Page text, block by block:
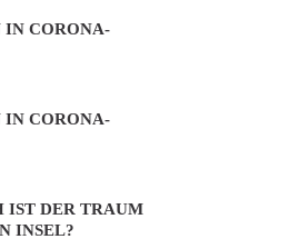
IN CORONA-
IN CORONA-
IST DER TRAUM
INSEL?